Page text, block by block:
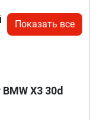
Показать все
X3 30d